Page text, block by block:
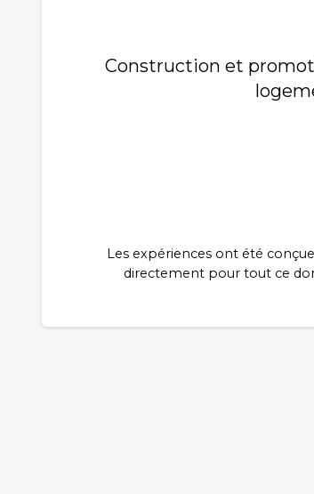
Construction et
Les expériences ont été
directement pour tout ce